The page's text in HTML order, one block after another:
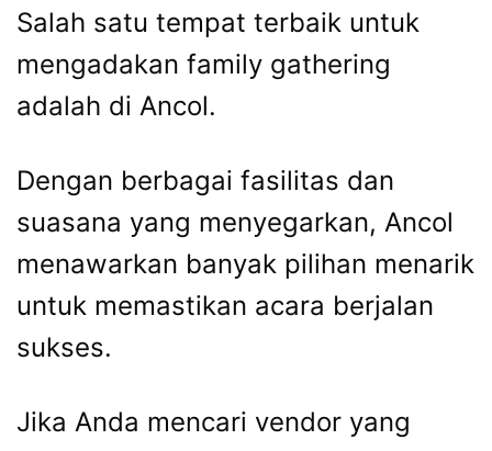
Salah satu tempat terbaik untuk
mengadakan family gathering
adalah di Ancol.
Dengan berbagai fasilitas dan
suasana yang menyegarkan, Ancol
menawarkan banyak pilihan menarik
untuk memastikan acara berjalan
sukses.
Jika Anda mencari vendor yang